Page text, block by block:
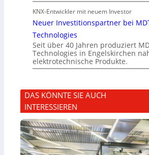
KNX-Entwickler mit neuem Investor
Neuer Investitionspartner bei
Technologies
Seit über 40 Jahren produziert
Technologies in Engelskirchen
elektrotechnische Produkte.
DAS KÖNNTE SIE AUCH
INTERESSIEREN